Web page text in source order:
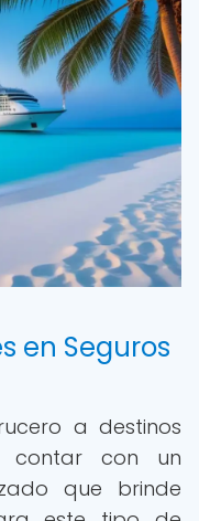
en Seguros
a destinos
contar con un
que brinde